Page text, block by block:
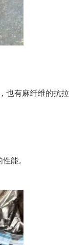
也有麻纤维的抗
能。